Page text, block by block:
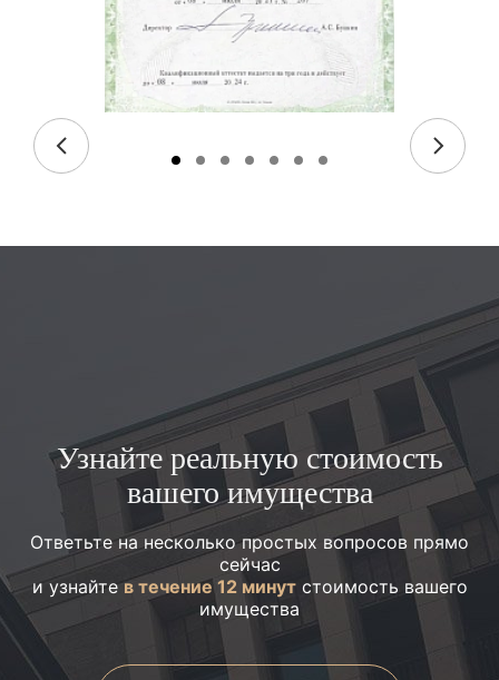
Узнайте реальную стоимость
вашего имущества
Ответьте на несколько простых вопросов прямо
сейчас
и узнайтев течение 12 минутстоимость вашего
имущества